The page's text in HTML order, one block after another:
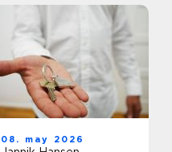
08. may 2026